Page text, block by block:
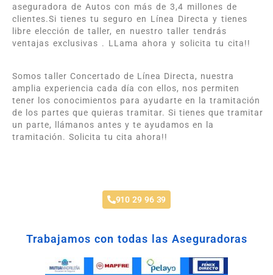
aseguradora de Autos con más de 3,4 millones de
clientes.Si tienes tu seguro en Línea Directa y tienes
libre elección de taller, en nuestro taller tendrás
ventajas exclusivas . LLama ahora y solicita tu cita!!
Somos taller Concertado de Línea Directa, nuestra
amplia experiencia cada día con ellos, nos permiten
tener los conocimientos para ayudarte en la tramitación
de los partes que quieras tramitar. Si tienes que tramitar
un parte, llámanos antes y te ayudamos en la
tramitación. Solicita tu cita ahora!!
910 29 96 39
Trabajamos con todas las Aseguradoras